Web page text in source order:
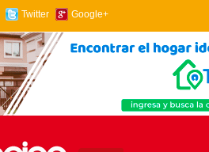
Twitter Google+